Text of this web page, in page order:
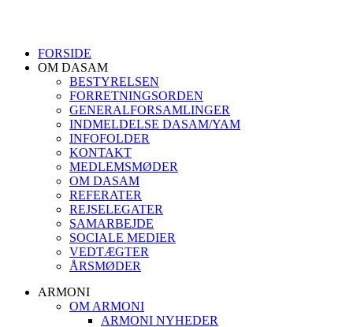
FORSIDE
OM DASAM
BESTYRELSEN
FORRETNINGSORDEN
GENERALFORSAMLINGER
INDMELDELSE DASAM/YAM
INFOFOLDER
KONTAKT
MEDLEMSMØDER
OM DASAM
REFERATER
REJSELEGATER
SAMARBEJDE
SOCIALE MEDIER
VEDTÆGTER
ÅRSMØDER
ARMONI
OM ARMONI
ARMONI NYHEDER